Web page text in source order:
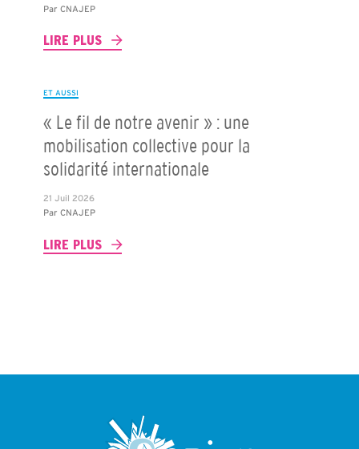
Par CNAJEP
LIRE PLUS
ET AUSSI
« Le fil de notre avenir » : une
mobilisation collective pour la
solidarité internationale
21 Juil 2026
Par CNAJEP
LIRE PLUS